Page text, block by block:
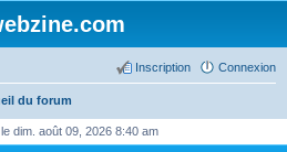
Connexion
Inscription
du forum
dim. août 09, 2026 8:40 am